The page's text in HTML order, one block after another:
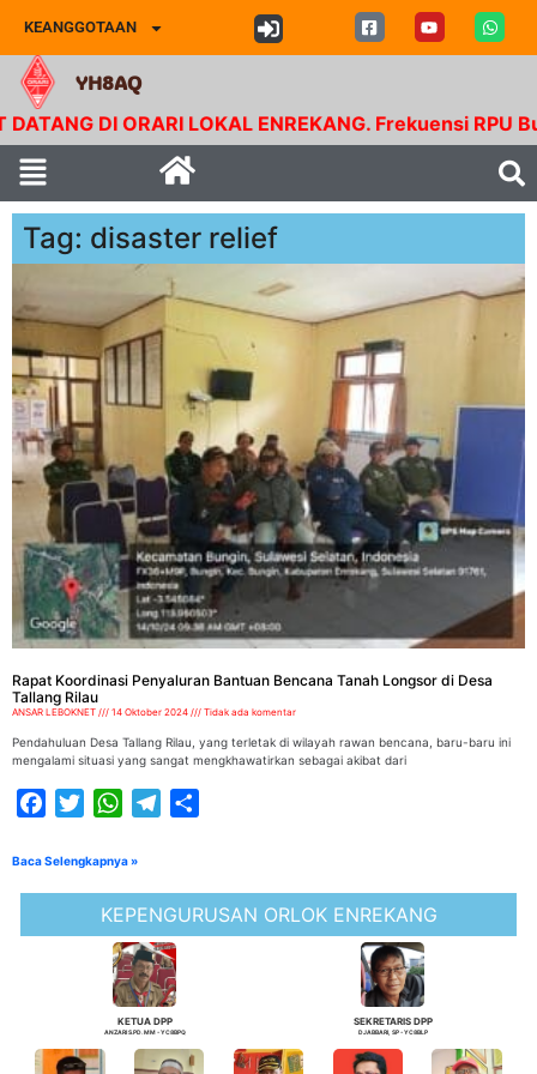
KEANGGOTAAN
YH8AQ
DI ORARI LOKAL ENREKANG. Frekuensi RPU
Tag: disaster relief
Rapat Koordinasi Penyaluran Bantuan Bencana Tanah Longsor di Desa
Tallang Rilau
ANSAR LEBOKNET 14 Oktober 2024 Tidak ada komentar
Pendahuluan Desa Tallang Rilau, yang terletak di wilayah rawan bencana, baru-baru ini
mengalami situasi yang sangat mengkhawatirkan sebagai akibat dari
FacebookTwitterWhatsAppTelegram
Baca Selengkapnya »
KEPENGURUSAN ORLOK ENREKANG
KETUA DPP
ANZARI S.PD. MM - YC8BPQ
SEKRETARIS DPP
DJABBARI, SP - YC8BLP